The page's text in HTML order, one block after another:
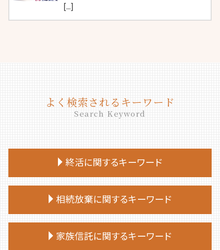
[...]
よく検索されるキーワード
Search Keyword
終活に関するキーワード
終活 相談
終活 目的
終活 始める時期
相続放棄に関するキーワード
相続放棄 必要書類 兄弟
家族信託に関するキーワード